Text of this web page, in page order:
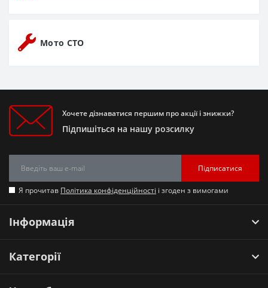
Мото СТО
Хочете дізнаватися першим про акції і знижки?
Підпишіться на нашу розсилку
Підписатися
Я прочитав Політика конфіденційності і згоден з вимогами
Інформація
Категорії